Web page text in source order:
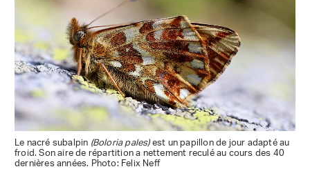
Le nacré subalpin(Boloria pales)est un papillon de jour adapté au
froid. Son aire de répartition a nettement reculé au cours des 40
dernières années. Photo: Felix Neff